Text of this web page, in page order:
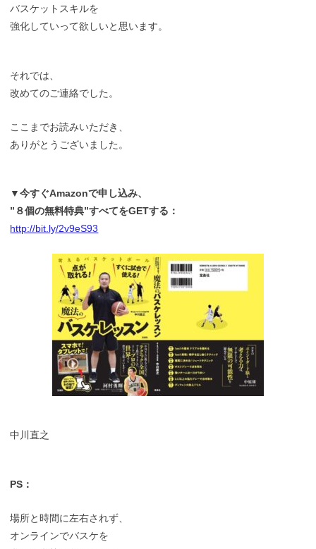
バスケットスキルを
強化していって欲しいと思います。
それでは、
改めてのご連絡でした。
ここまでお読みいただき、
ありがとうございました。
▼今すぐAmazonで申し込み、
”８個の無料特典”すべてをGETする：
http://bit.ly/2v9eS93
中川直之
PS：
場所と時間に左右されず、
オンラインでバスケを